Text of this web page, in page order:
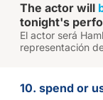
The actor will
tonight's
El actor será
representación
10. spend or